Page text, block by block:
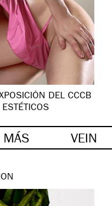
DEL CCCB
MÁS VEIN